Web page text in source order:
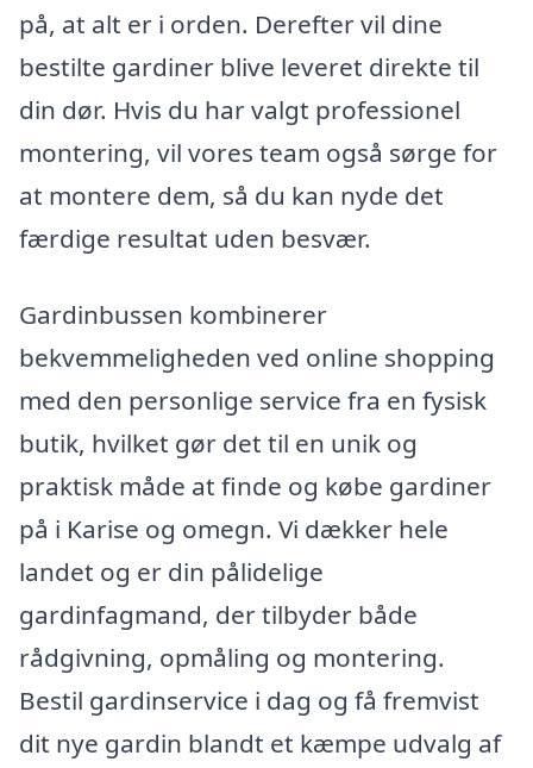
på, at alt er i orden. Derefter vil dine
bestilte gardiner blive leveret direkte til
din dør. Hvis du har valgt professionel
montering, vil vores team også sørge for
at montere dem, så du kan nyde det
færdige resultat uden besvær.
Gardinbussen kombinerer
bekvemmeligheden ved online shopping
med den personlige service fra en fysisk
butik, hvilket gør det til en unik og
praktisk måde at finde og købe gardiner
på i Karise og omegn. Vi dækker hele
landet og er din pålidelige
gardinfagmand, der tilbyder både
rådgivning, opmåling og montering.
Bestil gardinservice i dag og få fremvist
dit nye gardin blandt et kæmpe udvalg af